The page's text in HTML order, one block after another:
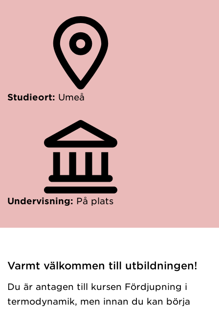
Studieort: Umeå
Undervisning: På plats
Varmt välkommen till utbildningen!
Du är antagen till kursen Fördjupning i
termodynamik, men innan du kan börja